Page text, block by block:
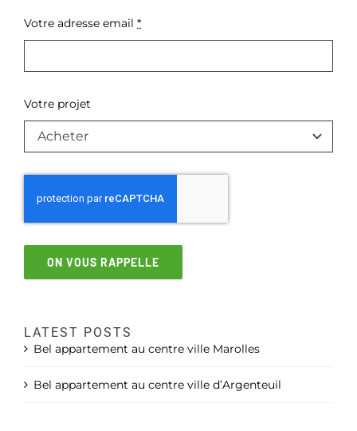
Votre adresse email *
Votre projet
ON VOUS RAPPELLE
LATEST POSTS
Bel appartement au centre ville Marolles
Bel appartement au centre ville d’Argenteuil